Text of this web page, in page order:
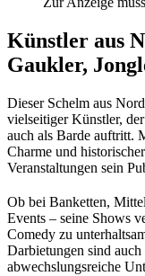
Künstler aus
Gaukler,
Dieser Schelm aus
vielseitiger Künstler,
auch als Barde auftritt.
Charme und
Veranstaltungen sein
Ob bei Banketten,
Events – seine Shows
Comedy zu
Darbietungen sind
abwechslungsreiche